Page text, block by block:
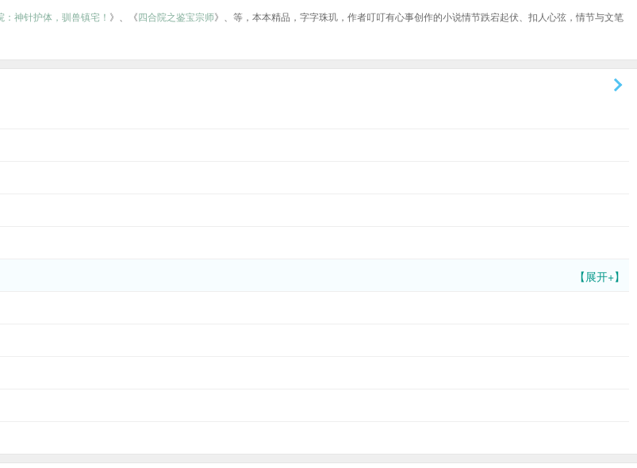
：神针护体，驯兽镇宅！ 》、《四合院之鉴宝宗师》、等，本本精品，字字珠玑，作者叮叮有心事创作的小说情节跌宕起伏、扣人心弦，情节与文笔
【展开+】